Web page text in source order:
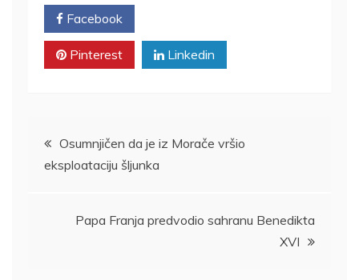
Facebook
Pinterest Linkedin
Kretanje
članka
Osumnjičen da je iz Morače vršio
eksploataciju šljunka
Papa Franja predvodio sahranu Benedikta
XVI